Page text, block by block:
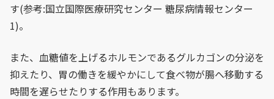
す(参考:国立国際医療研究センター 糖尿病情報センター
1)。
また、血糖値を上げるホルモンであるグルカゴンの分泌を
抑えたり、胃の働きを緩やかにして食べ物が腸へ移動する
時間を遅らせたりする作用もあります。